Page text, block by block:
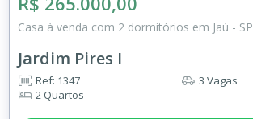
Casa à venda com 2 dormitórios em Jaú - SP
Jardim Pires I
Ref: 1347
2 Quartos
3 Vagas